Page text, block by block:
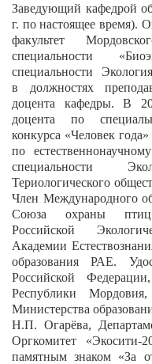
Заведующий кафедрой
г. по настоящее время).
факультет
специальности
специальности
в должностях
доцента кафедры. В
доцента по
конкурса «Человек
по
специальности
Териологического
Член Международного
Союза охраны птиц
Российской
Академии
образования РАЕ.
Российской
Республики
Министерства
Н.П. Огарёва,
Оргкомитет
памятным знаком «За